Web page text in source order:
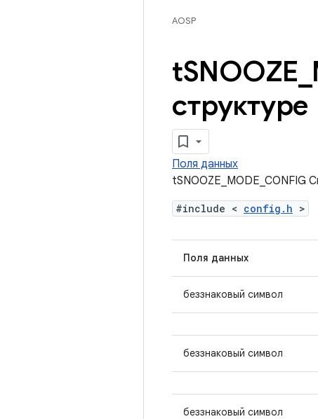
AOSP
tSNOOZE
структуре
Поля данных
tSNOOZE_MODE_CONFIG
#include < config.h >
Поля данных
беззнаковый символ
беззнаковый символ
беззнаковый символ